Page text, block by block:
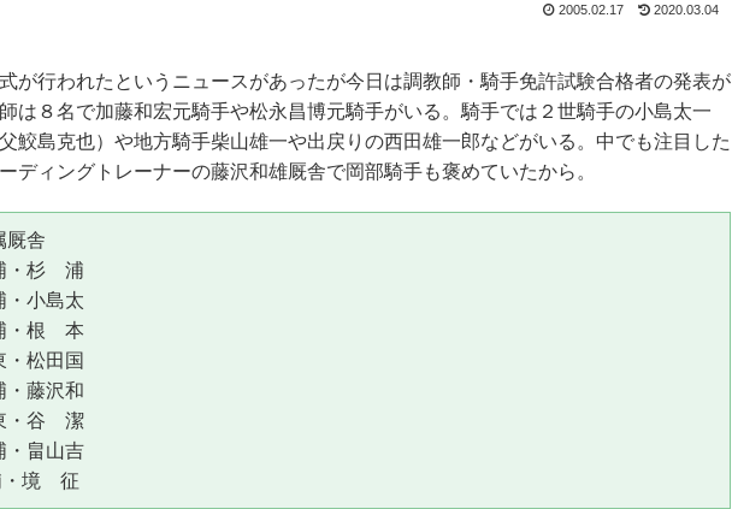
2005.02.17 2020.03.04
が行われたというニュースがあったが今日は調教師・騎手免許試験合格者の発表が
は８名で加藤和宏元騎手や松永昌博元騎手がいる。騎手では２世騎手の小島太一
鮫島克也）や地方騎手柴山雄一や出戻りの西田雄一郎などがいる。中でも注目した
ディングトレーナーの藤沢和雄厩舎で岡部騎手も褒めていたから。
舎
杉　浦
小島太
根　本
松田国
藤沢和
谷　潔
畠山吉
境　征